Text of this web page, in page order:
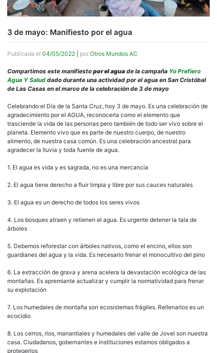
3 de mayo: Manifiesto por el agua
Publicada el 04/05/2022 por Otros Mundos AC
Compartimos este manifiesto por el agua de la campaña Yo Prefiero
Agua Y Salud dado durante una actividad por el agua en San Cristóbal
de Las Casas en el marco de la celebración de 3 de mayo
Celebrando el Día de la Santa Cruz, hoy 3 de mayo. Es una celebración de
agradecimiento por el AGUA, reconocerla como el elemento que
trasciende la vida de las personas pero también de todo ser vivo sobre el
planeta. Elemento vivo que es parte de nuestro cuerpo, de nuestro
alimento, de nuestra casa común. Es una celebración ancestral para
agradecer la lluvia y toda fuente de agua.
1. El agua es vida y es sagrada, no es una mercancía
2. El agua tiene derecho a fluir limpia y libre por sus cauces naturales
3. El agua es un derecho de todos los seres vivos
4. Los bosques atraen y retienen el agua. Es urgente detener la tala de
árboles
5. Debemos reforestar con árboles nativos, como el encino, ellos son
guardianes del agua y la vida. Es necesario frenar el monocultivo del pino
6. La extracción de grava y arena acelera la devastación ecológica de las
montañas. Es apremiante actualizar y cumplir la normatividad para frenar
su explotación
7. Los humedales de montaña son ecosistemas frágiles. Rellenarlos es un
ecocidio
8. Los cerros, ríos, manantiales y humedales del valle de Jovel son nuestra
casa. Ciudadanos, gobernantes e instituciones estamos obligados a
protegerlos